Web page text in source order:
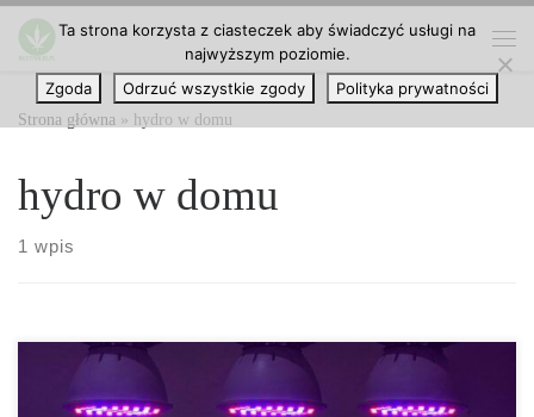
Przejdź do treści
Strona główna » hydro w domu
hydro w domu
1 wpis
Ta strona korzysta z ciasteczek aby świadczyć usługi na
najwyższym poziomie.
Zgoda
Odrzuć wszystkie zgody Polityka prywatności